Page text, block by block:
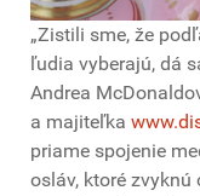
„Zistili sme, že
ľudia vyberajú, dá
Andrea
a majiteľka
priame spojenie
osláv, ktoré zvyknú